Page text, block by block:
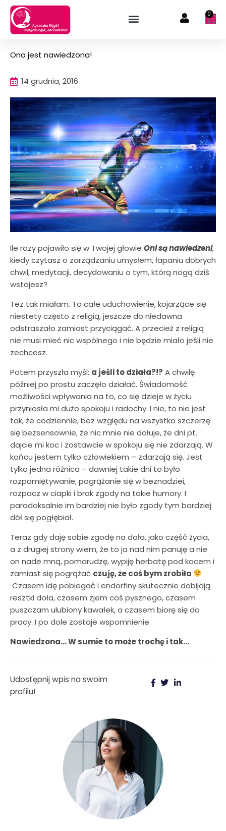
Przejdź
treści
0
Ona jest nawiedzona!
14 grudnia, 2016
Ile razy pojawiło się w Twojej głowie Oni są nawiedzeni,
kiedy czytasz o zarządzaniu umysłem, łapaniu dobrych
chwil, medytacji, decydowaniu o tym, którą nogą dziś
wstajesz?
Tez tak miałam. To całe uduchowienie, kojarzące się
niestety często z religią, jeszcze do niedawna
odstraszało zamiast przyciągać. A przecież z religią
nie musi mieć nic wspólnego i nie będzie miało jeśli nie
zechcesz.
Potem przyszła myśl: a jeśli to działa?!? A chwilę
później po prostu zaczęło działać. Świadomość
możliwości wpływania na to, co się dzieje w życiu
przyniosła mi dużo spokoju i radochy. I nie, to nie jest
tak, że codziennie, bez względu na wszystko szczerzę
się bezsensownie, że nic mnie nie dołuje, że dni pt.
dajcie mi koc i zostawcie w spokoju się nie zdarzają. W
końcu jestem tylko człowiekiem – zdarzają się. Jest
tylko jedna różnica – dawniej takie dni to było
rozpamiętywanie, pogrążanie się w beznadziei,
rozpacz w ciapki i brak zgody na takie humory. I
paradoksalnie im bardziej nie było zgody tym bardziej
dół się pogłębiał.
Teraz gdy daję sobie zgodę na doła, jako część życia,
a z drugiej strony wiem, że to ja nad nim panuję a nie
on nade mną, pomarudzę, wypiję herbatę pod kocem i
zamiast się pogrążać czuję, że coś bym zrobiła
Czasem idę pobiegać i endorfiny skutecznie dobijają
resztki doła, czasem zjem coś pysznego, czasem
puszczam ulubiony kawałek, a czasem biorę się do
pracy. I po dole zostaje wspomnienie.
Nawiedzona… W sumie to może trochę i tak…
Udostępnij wpis na swoim
profilu!